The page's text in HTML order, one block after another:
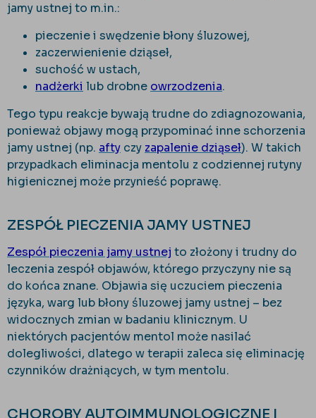
jamy ustnej to m.in.:
pieczenie i swędzenie błony śluzowej,
zaczerwienienie dziąseł,
suchość w ustach,
nadżerki lub drobne owrzodzenia.
Tego typu reakcje bywają trudne do zdiagnozowania,
ponieważ objawy mogą przypominać inne schorzenia
jamy ustnej (np. afty czy zapalenie dziąseł). W takich
przypadkach eliminacja mentolu z codziennej rutyny
higienicznej może przynieść poprawę.
ZESPÓŁ PIECZENIA JAMY USTNEJ
Zespół pieczenia jamy ustnej to złożony i trudny do
leczenia zespół objawów, którego przyczyny nie są
do końca znane. Objawia się uczuciem pieczenia
języka, warg lub błony śluzowej jamy ustnej – bez
widocznych zmian w badaniu klinicznym. U
niektórych pacjentów mentol może nasilać
dolegliwości, dlatego w terapii zaleca się eliminację
czynników drażniących, w tym mentolu.
CHOROBY AUTOIMMUNOLOGICZNE I